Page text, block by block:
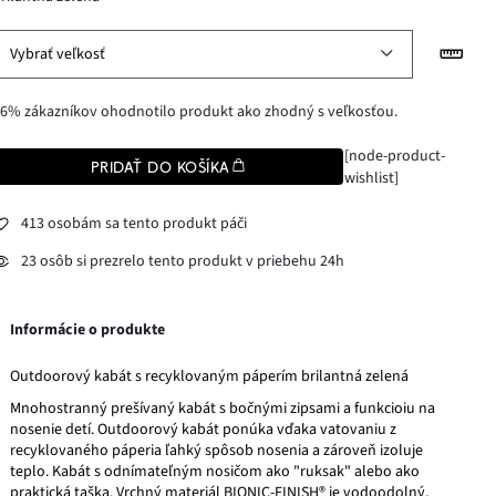
Vybrať veľkosť
zákazníkov ohodnotilo produkt ako zhodný s veľkosťou.
PRIDAŤ DO KOŠÍKA
[node-product-
wishlist]
413 osobám sa tento produkt páči
23 osôb si prezrelo tento produkt v priebehu 24h
Informácie o produkte
Outdoorový kabát s recyklovaným páperím brilantná zelená
Mnohostranný prešívaný kabát s bočnými zipsami a funkcioiu na
nosenie detí. Outdoorový kabát ponúka vďaka vatovaniu z
recyklovaného páperia ľahký spôsob nosenia a zároveň izoluje
teplo. Kabát s odnímateľným nosičom ako "ruksak" alebo ako